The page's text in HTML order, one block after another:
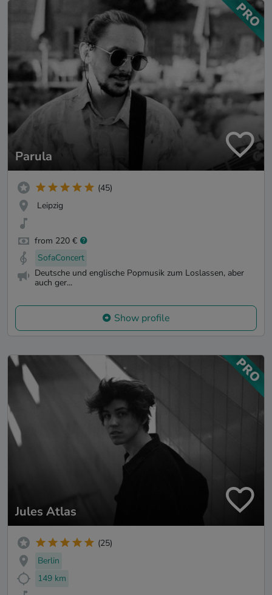
Parula
(45)
Leipzig
from 220 €
SofaConcert
Deutsche und englische Popmusik zum Loslassen, aber
auch ger...
Show profile
Jules Atlas
(25)
Berlin
149 km